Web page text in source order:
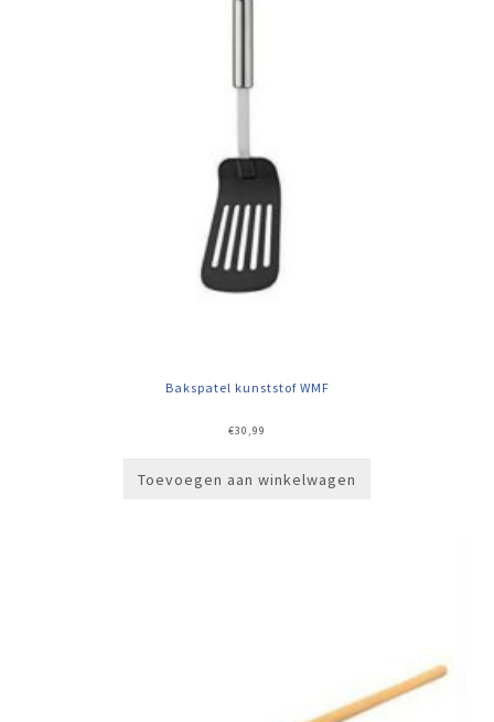
Bakspatel kunststof WMF
€30,99
Toevoegen aan winkelwagen